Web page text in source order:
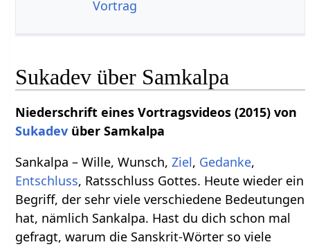
Vortrag
Sukadev über Samkalpa
Niederschrift eines Vortragsvideos (2015) von
Sukadev über Samkalpa
Sankalpa – Wille, Wunsch,Ziel, Gedanke,
Entschluss, Ratsschluss Gottes. Heute wieder ein
Begriff, der sehr viele verschiedene Bedeutungen
hat, nämlich Sankalpa. Hast du dich schon mal
gefragt, warum die Sanskrit-Wörter so viele